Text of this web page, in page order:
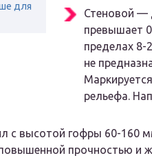
для
Стеновой —
превышает
пределах 8-
не
рельефа.
с высотой гофры 60-160
прочностью и